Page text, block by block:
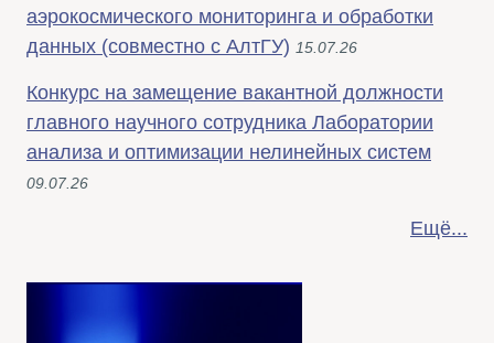
аэрокосмического мониторинга и обработки
данных (совместно с АлтГУ) 15.07.26
Конкурс на замещение вакантной должности
главного научного сотрудника Лаборатории
анализа и оптимизации нелинейных систем
09.07.26
Ещё...